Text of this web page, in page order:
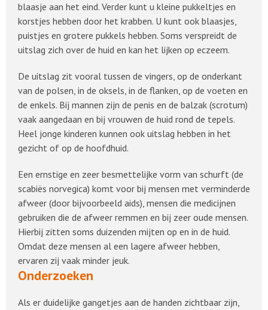
blaasje aan het eind. Verder kunt u kleine pukkeltjes en
korstjes hebben door het krabben. U kunt ook blaasjes,
puistjes en grotere pukkels hebben. Soms verspreidt de
uitslag zich over de huid en kan het lijken op eczeem.
De uitslag zit vooral tussen de vingers, op de onderkant
van de polsen, in de oksels, in de flanken, op de voeten en
de enkels. Bij mannen zijn de penis en de balzak (scrotum)
vaak aangedaan en bij vrouwen de huid rond de tepels.
Heel jonge kinderen kunnen ook uitslag hebben in het
gezicht of op de hoofdhuid.
Een ernstige en zeer besmettelijke vorm van schurft (de
scabiës norvegica) komt voor bij mensen met verminderde
afweer (door bijvoorbeeld aids), mensen die medicijnen
gebruiken die de afweer remmen en bij zeer oude mensen.
Hierbij zitten soms duizenden mijten op en in de huid.
Omdat deze mensen al een lagere afweer hebben,
ervaren zij vaak minder jeuk.
Onderzoeken
Als er duidelijke gangetjes aan de handen zichtbaar zijn,